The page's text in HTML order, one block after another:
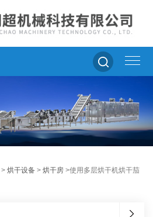
>烘干设备 >烘干房 >使用多层烘干机烘干茄